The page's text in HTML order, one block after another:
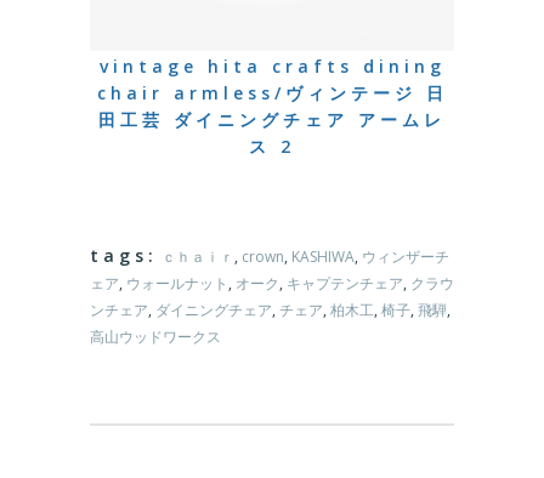
vintage hita crafts dining
chair armless/ヴィンテージ 日
田工芸 ダイニングチェア アームレ
ス 2
tags: ｃｈａｉｒ , crown, KASHIWA, ウィンザーチ
ェア, ウォールナット , オーク, キャプテンチェア, クラウ
ンチェア, ダイニングチェア, チェア, 柏木工, 椅子, 飛騨,
高山ウッドワークス